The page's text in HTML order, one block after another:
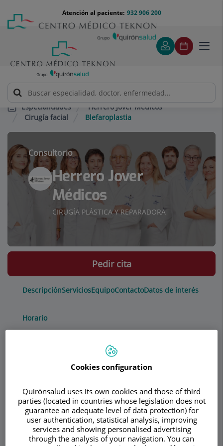
contenido
Menú
teléfono
cabecera
932 906 200
Atención al paciente:
Especialidades
Herrero Jover Médicos
Cirugía facial
Blefaroplastia
Consultorio
Herrero Jover
Médicos
CIRUGÍA PLÁSTICA Y REPARADORA
DescripciónServiciosEquipoContactoDatos de interés
Horario
Pedir cita
Blefaroplastia
¿Qué es?
La cirugía encaminada a mejorar el aspecto
estético de los párpados es conocida
técnicamente como blefaroplastia. Básicamente
Cookies configuration
Quirónsalud uses its own cookies and those of third
parties (located in countries whose legislation does not
guarantee an adequate level of data protection) for
user authentication, statistical analysis, improving
services and showing personalised advertising
through the analysis of your navigation. You can